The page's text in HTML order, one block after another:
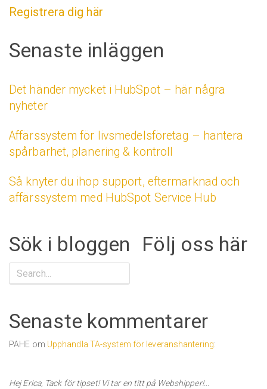
Registrera dig här
Senaste inläggen
Det händer mycket i HubSpot – här några
nyheter
Affärssystem för livsmedelsföretag – hantera
spårbarhet, planering & kontroll
Så knyter du ihop support, eftermarknad och
affärssystem med HubSpot Service Hub
Sök i bloggen Följ oss här
Senaste kommentarer
PAHE om Upphandla TA-system för leveranshantering:
Hej Erica, Tack för tipset! Vi tar en titt på Webshipper!...